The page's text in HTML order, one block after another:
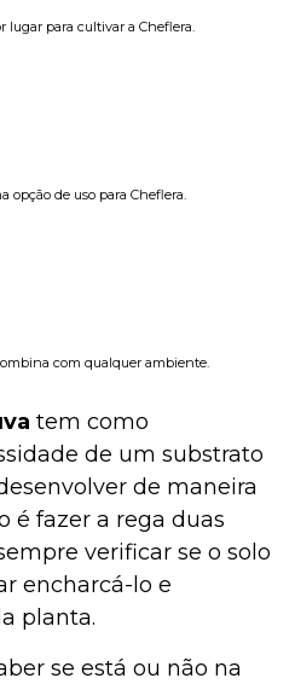
lugar para cultivar a Cheflera.
opção de uso para Cheflera.
com qualquer ambiente.
tem como
de um substrato
de maneira
é fazer a rega duas
verificar se o solo
encharcá-lo e
planta.
se está ou não na